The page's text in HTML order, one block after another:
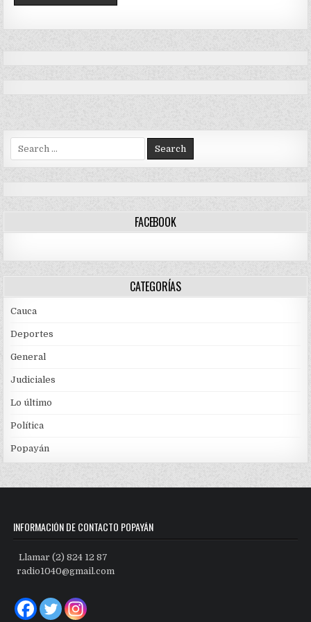
Search
for:
FACEBOOK
CATEGORÍAS
Cauca
Deportes
General
Judiciales
Lo último
Política
Popayán
INFORMACIÓN DE CONTACTO POPAYÁN
Llamar (2) 824 12 87
radio1040@gmail.com